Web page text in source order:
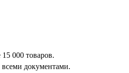
000 товаров.
документами.